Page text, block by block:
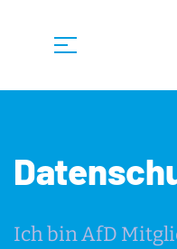
Ich bin AfD